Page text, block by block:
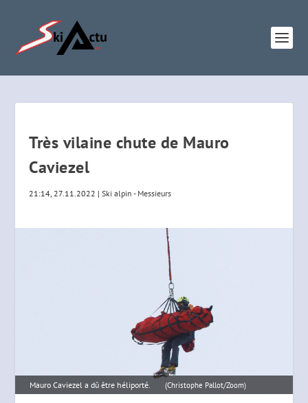
Très vilaine chute de Mauro
Caviezel
21:14, 27.11.2022 |Ski alpin - Messieurs
Mauro Caviezel a dû être héliporté. (Christophe Pallot/Zoom)